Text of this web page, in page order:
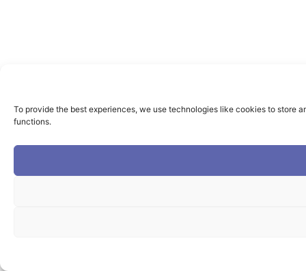
To provide the best experiences, we use technologies like cookies to store
functions.